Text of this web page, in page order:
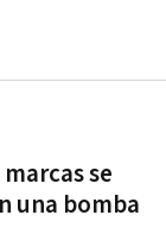
se
una bomba